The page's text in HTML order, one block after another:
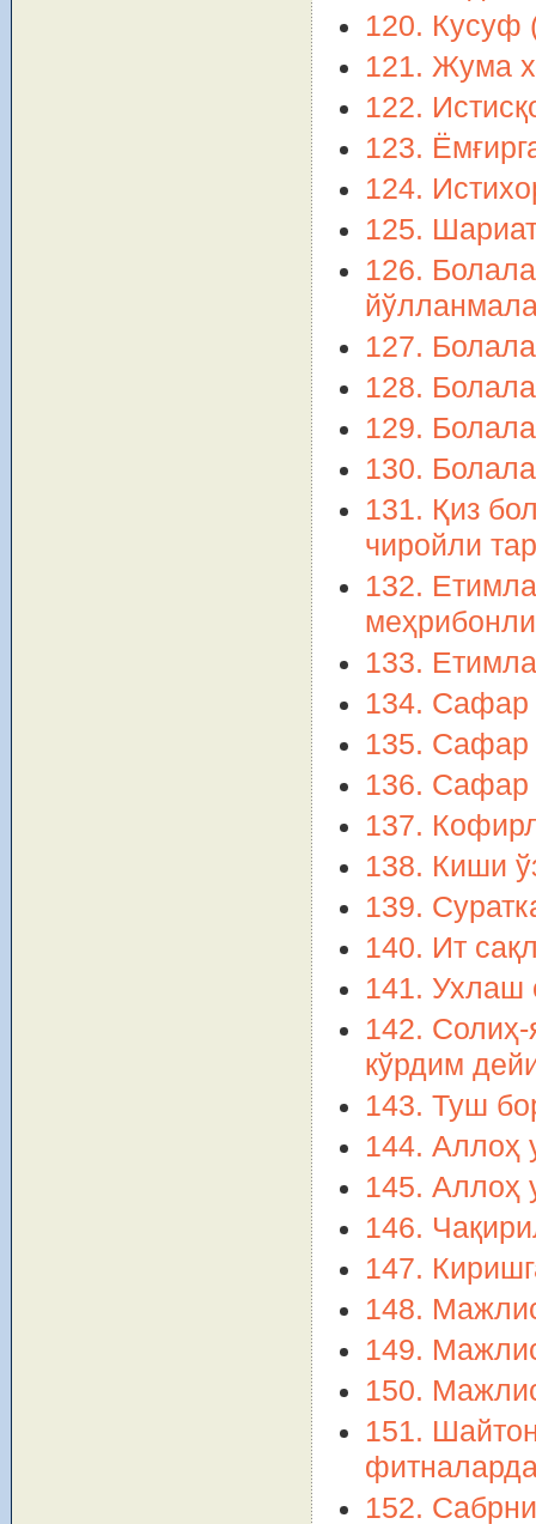
120. Кусуф
121. Жума
122.
123.
124.
125.
126.
127.
128.
129.
130.
131. Қиз
чиройли
132.
133.
134. Сафар
135. Сафар
136. Сафар
137.
138. Киши
139.
140. Ит
141. Ухлаш
142.
кўрдим
143. Туш
144. Аллоҳ
145. Аллоҳ
146.
147.
148.
149.
150.
151.
152.